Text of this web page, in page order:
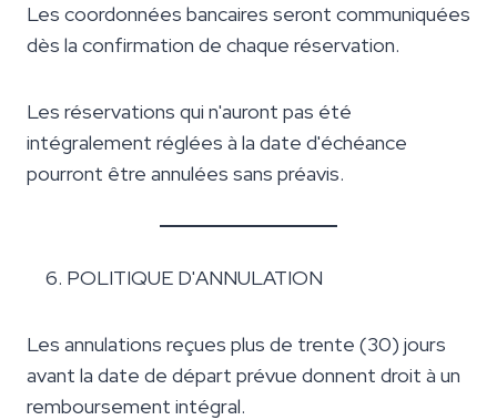
Les coordonnées bancaires seront communiquées
dès la confirmation de chaque réservation.
Les réservations qui n'auront pas été
intégralement réglées à la date d'échéance
pourront être annulées sans préavis.
POLITIQUE D'ANNULATION
Les annulations reçues plus de trente (30) jours
avant la date de départ prévue donnent droit à un
remboursement intégral.